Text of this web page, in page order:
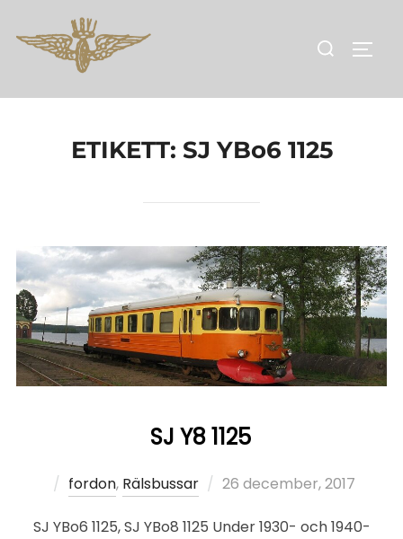
Sök
ETIKETT: SJ YBo6 1125
SJ Y8 1125
fordon, Rälsbussar
Publicerat
26 december, 2017
SJ YBo6 1125, SJ YBo8 1125 Under 1930- och 1940-